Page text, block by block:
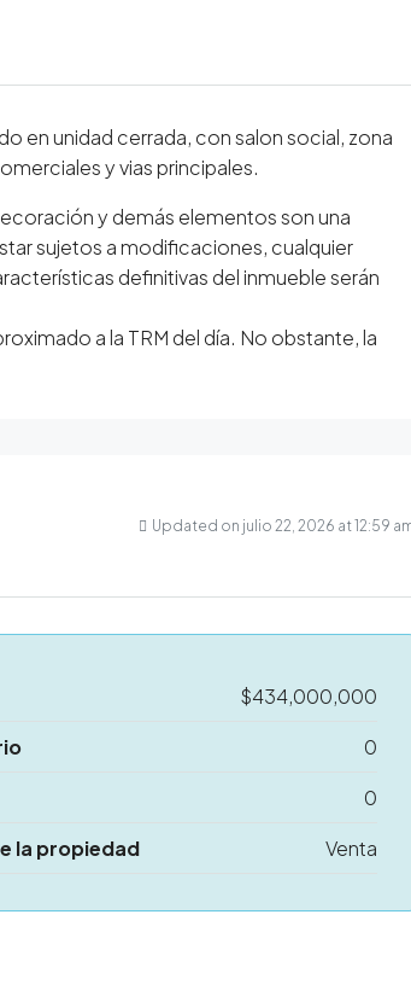
en unidad cerrada, con salon social, zona
y vias principales.
y demás elementos son una
sujetos a modificaciones, cualquier
definitivas del inmueble serán
a la TRM del día. No obstante, la
Updated on julio 22, 2026 at 12:59
$434,000,000
0
0
la propiedad Venta